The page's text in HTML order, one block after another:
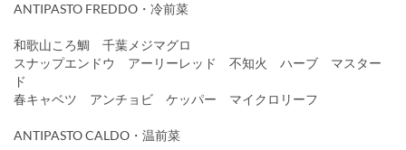
ANTIPASTO FREDDO・冷前菜
和歌山ころ鯛 千葉メジマグロ
スナップエンドウ アーリーレッド 不知火 ハーブ マスター
ド
春キャベツ アンチョビ ケッパー マイクロリーフ
ANTIPASTO CALDO・温前菜